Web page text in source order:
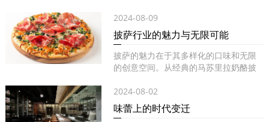
2024-08-09
披萨行业的魅力与无限可能
披萨的魅力在于其多样化的口味和无限
的创意空间。从经典的马苏里拉奶酪披
2024-08-02
味蕾上的时代变迁